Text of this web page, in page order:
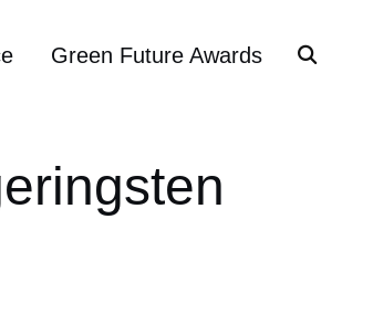
Green Future Awards